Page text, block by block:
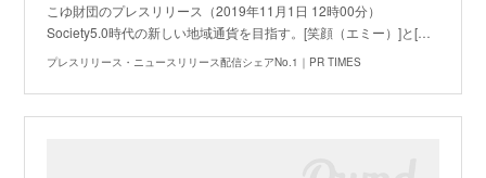
こゆ財団のプレスリリース（2019年11月1日 12時00分）
Society5.0時代の新しい地域通貨を目指す。[笑顔（エミー）]と[…
プレスリリース・ニュースリリース配信シェアNo.1｜PR TIMES